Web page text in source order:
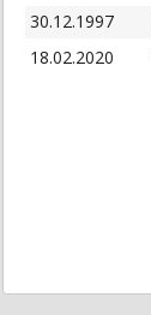
30.12.1997
18.02.2020